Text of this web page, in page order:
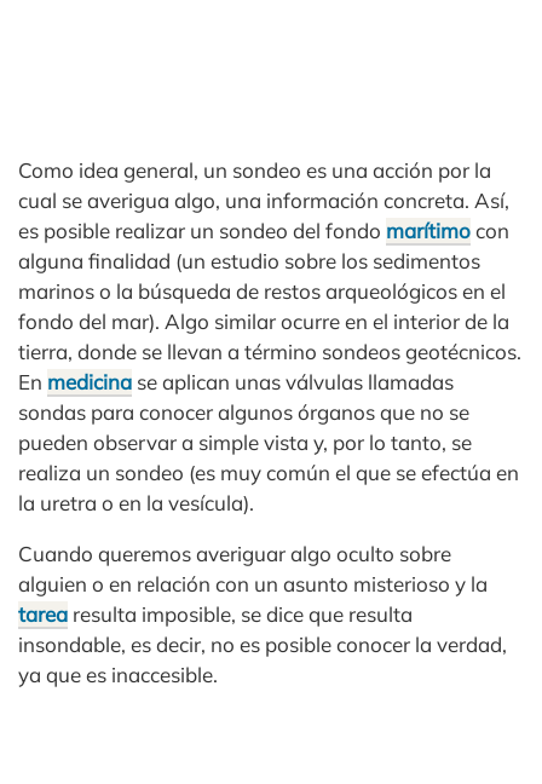
Como idea general, un sondeo es una acción por la
cual se averigua algo, una información concreta. Así,
es posible realizar un sondeo del fondo marítimocon
alguna finalidad (un estudio sobre los sedimentos
marinos o la búsqueda de restos arqueológicos en el
fondo del mar). Algo similar ocurre en el interior de la
tierra, donde se llevan a término sondeos geotécnicos.
En medicina se aplican unas válvulas llamadas
sondas para conocer algunos órganos que no se
pueden observar a simple vista y, por lo tanto, se
realiza un sondeo (es muy común el que se efectúa en
la uretra o en la vesícula).
Cuando queremos averiguar algo oculto sobre
alguien o en relación con un asunto misterioso y la
tarea resulta imposible, se dice que resulta
insondable, es decir, no es posible conocer la verdad,
ya que es inaccesible.